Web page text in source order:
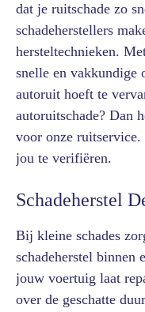
dat je ruitschade zo
schadeherstellers
hersteltechnieken.
snelle en vakkundige
autoruit hoeft te
autoruitschade? Dan
voor onze
jou te verifiëren.
Schadeherstel
Bij kleine schades
schadeherstel binnen
jouw voertuig laat
over de geschatte